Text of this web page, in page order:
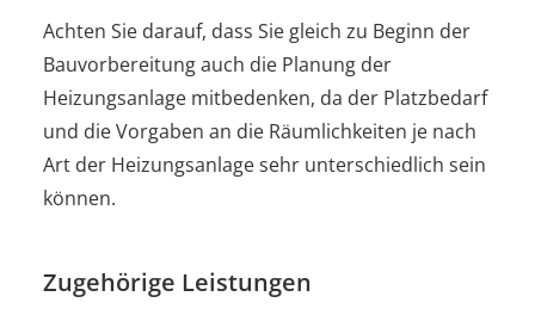
Achten Sie darauf, dass Sie gleich zu Beginn der
Bauvorbereitung auch die Planung der
Heizungsanlage mitbedenken, da der Platzbedarf
und die Vorgaben an die Räumlichkeiten je nach
Art der Heizungsanlage sehr unterschiedlich sein
können.
Zugehörige Leistungen